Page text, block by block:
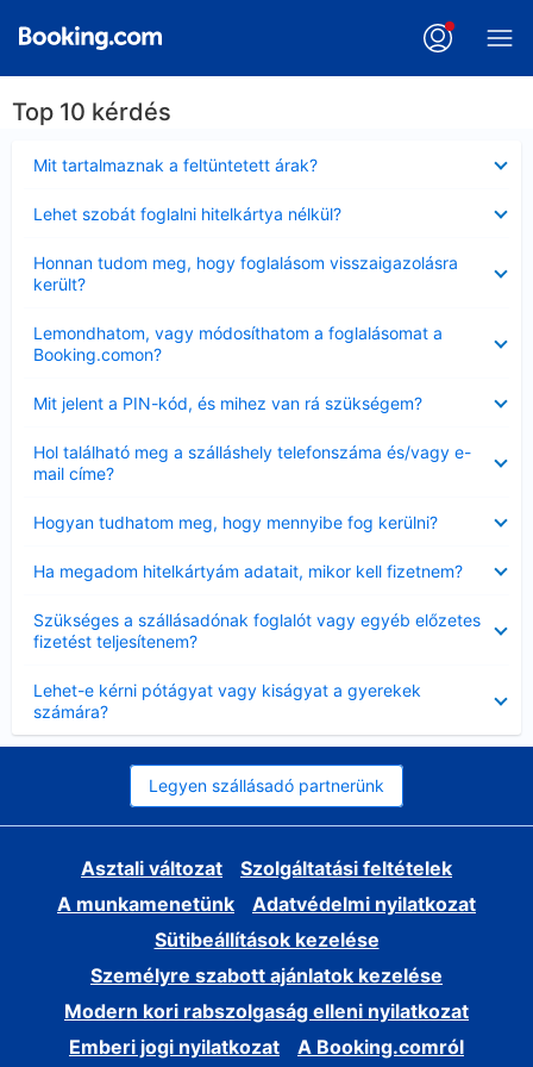
Top 10 kérdés
Mit tartalmaznak a feltüntetett árak?
Lehet szobát foglalni hitelkártya nélkül?
Honnan tudom meg, hogy foglalásom visszaigazolásra
került?
Lemondhatom, vagy módosíthatom a foglalásomat a
Booking.comon?
Mit jelent a PIN-kód, és mihez van rá szükségem?
Hol található meg a szálláshely telefonszáma és/vagy e-
mail címe?
Hogyan tudhatom meg, hogy mennyibe fog kerülni?
Ha megadom hitelkártyám adatait, mikor kell fizetnem?
Szükséges a szállásadónak foglalót vagy egyéb előzetes
fizetést teljesítenem?
Lehet-e kérni pótágyat vagy kiságyat a gyerekek
számára?
Legyen szállásadó partnerünk
Asztali változat
Szolgáltatási feltételek
A munkamenetünk
Adatvédelmi nyilatkozat
Sütibeállítások kezelése
Személyre szabott ajánlatok kezelése
Modern kori rabszolgaság elleni nyilatkozat
Emberi jogi nyilatkozat
A Booking.comról